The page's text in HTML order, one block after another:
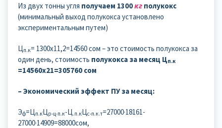
Из двух тонны угля получаем 1300кг полукокс
(минимальный выход полукокса установлено
экспериментальным путем)
Цп.к= 1300х11,2=14560 сом – это стоимость полукокса за
один день, стоимость полукокса за месяц Цп.к
=14560х21=305760 сом
– Экономический эффект ПУ за месяц:
Эф=Цп.кּЦр.ц.п.к-Ц.п.кּЦс.п.к.т=27000·18161-
27000·14909=88000сом,